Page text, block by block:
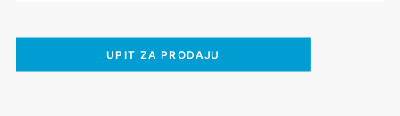
UPIT ZA PRODAJU